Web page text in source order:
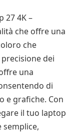
27 4K –
che offre una
che
dei
una
di
e grafiche. Con
il tuo laptop